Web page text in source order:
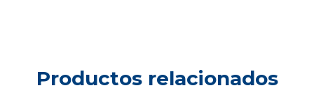
Productos relacionados